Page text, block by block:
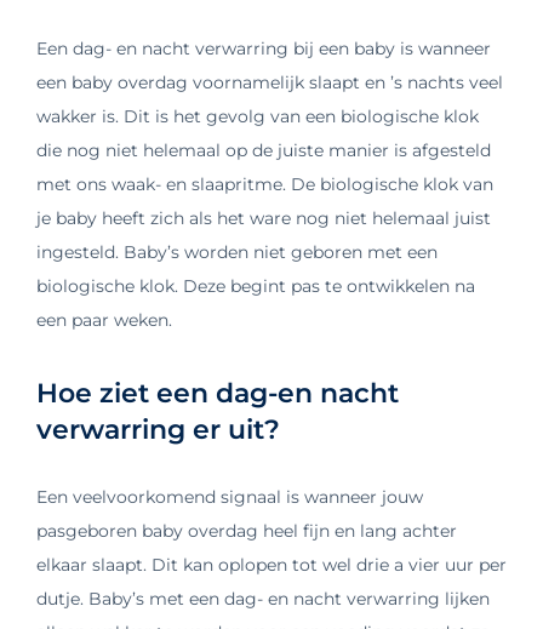
Een dag- en nacht verwarring bij een baby is wanneer
een baby overdag voornamelijk slaapt en ’s nachts veel
wakker is. Dit is het gevolg van een biologische klok
die nog niet helemaal op de juiste manier is afgesteld
met ons waak- en slaapritme. De biologische klok van
je baby heeft zich als het ware nog niet helemaal juist
ingesteld. Baby’s worden niet geboren met een
biologische klok. Deze begint pas te ontwikkelen na
een paar weken.
Hoe ziet een dag-en nacht
verwarring er uit?
Een veelvoorkomend signaal is wanneer jouw
pasgeboren baby overdag heel fijn en lang achter
elkaar slaapt. Dit kan oplopen tot wel drie a vier uur per
dutje. Baby’s met een dag- en nacht verwarring lijken